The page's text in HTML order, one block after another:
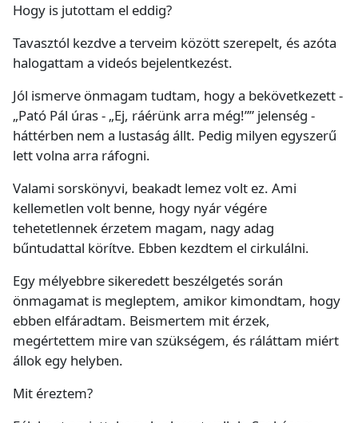
Hogy is jutottam el eddig?
Tavasztól kezdve a terveim között szerepelt, és azóta
halogattam a videós bejelentkezést.
Jól ismerve önmagam tudtam, hogy a bekövetkezett -
„Pató Pál úras - „Ej, ráérünk arra még!”” jelenség -
háttérben nem a lustaság állt. Pedig milyen egyszerű
lett volna arra ráfogni.
Valami sorskönyvi, beakadt lemez volt ez. Ami
kellemetlen volt benne, hogy nyár végére
tehetetlennek érzetem magam, nagy adag
bűntudattal körítve. Ebben kezdtem el cirkulálni.
Egy mélyebbre sikeredett beszélgetés során
önmagamat is megleptem, amikor kimondtam, hogy
ebben elfáradtam. Beismertem mit érzek,
megértettem mire van szükségem, és ráláttam miért
állok egy helyben.
Mit éreztem?